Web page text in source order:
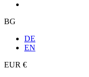
BG
DE
EN
EUR €